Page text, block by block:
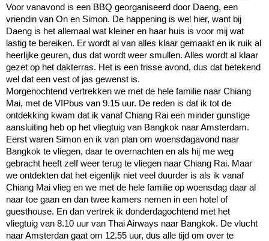
Voor vanavond is een BBQ georganiseerd door Daeng, een
vriendin van On en Simon. De happening is wel hier, want bij
Daeng is het allemaal wat kleiner en haar huis is voor mij wat
lastig te bereiken. Er wordt al van alles klaar gemaakt en ik ruik al
heerlijke geuren, dus dat wordt weer smullen. Alles wordt al klaar
gezet op het dakterras. Het is een frisse avond, dus dat betekend
wel dat een vest of jas gewenst is.
Morgenochtend vertrekken we met de hele familie naar Chiang
Mai, met de VIPbus van 9.15 uur. De reden is dat ik tot de
ontdekking kwam dat ik vanaf Chiang Rai een minder gunstige
aansluiting heb op het vliegtuig van Bangkok naar Amsterdam.
Eerst waren Simon en ik van plan om woensdagavond naar
Bangkok te vliegen, daar te overnachten en als hij me weg
gebracht heeft zelf weer terug te vliegen naar Chiang Rai. Maar
we ontdekten dat het eigenlijk niet veel duurder is als ik vanaf
Chiang Mai vlieg en we met de hele familie op woensdag daar al
naar toe gaan en dan twee kamers nemen in een hotel of
guesthouse. En dan vertrek ik donderdagochtend met het
vliegtuig van 8.10 uur van Thai Airways naar Bangkok. De vlucht
naar Amsterdan gaat om 12.55 uur, dus alle tijd om over te